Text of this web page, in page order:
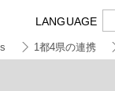
LANGUAGE
1都4県の連携